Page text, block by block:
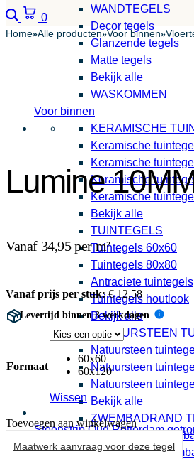
Steenstrip Oud Rotterdam
0,95 per stuk
WANDTEGELS
Decor tegels
Glanzende tegels
Matte tegels
Bekijk alle
WASKOMMEN
Voor binnen
KERAMISCHE
Keramische
Keramische
Keramische
Keramische
Bekijk alle
TUINTEGELS
Tuintegels 60x60
Tuintegels 80x80
Antraciete tuintegels
Tuintegels houtlook
Bekijk alle
NATUURSTEEN
Natuursteen
Natuursteen
Natuursteen
Bekijk alle
ZWEMBADRAND
Keramische
Natuursteen
Zoeken
0 Winkelwagen
Home»Alle producten»Voor binnen»
Lumine
Vanaf 34,95 per m²
Vanaf prijs per stuk: €12,58
Levertijd binnen 3 werkdagen i
Formaat
60x60
60x120
Wissen
Toevoegen aan winkelwagen
Maatwerk aanvraag voor deze tegel